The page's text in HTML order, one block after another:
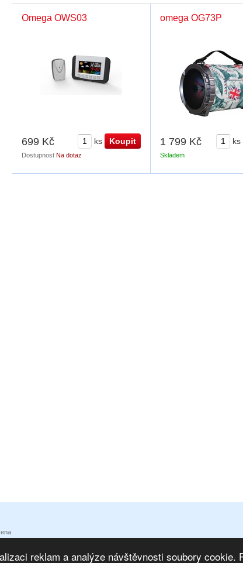
reklam a analýze návštěvnosti soubory
Omega OWS03
699 Kč ks
Dostupnost Na dotaz
omega OG73P
1 799 Kč ks
Skladem
na IS|Marketing eshopu